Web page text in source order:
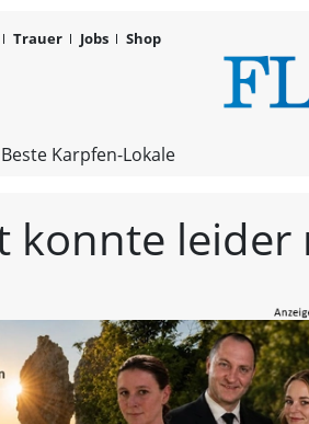
Trauer Jobs Shop
Beste Karpfen-Lokale
konnte